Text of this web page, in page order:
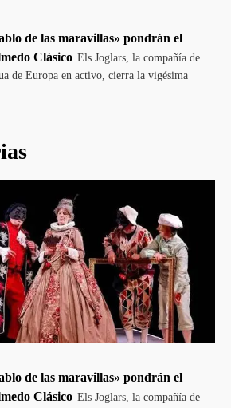
de las maravillas» pondrán el
Clásico Els Joglars, la compañía de
de Europa en activo, cierra la vigésima
de las maravillas» pondrán el
Clásico Els Joglars, la compañía de